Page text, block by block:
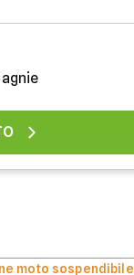
moto sospendibile